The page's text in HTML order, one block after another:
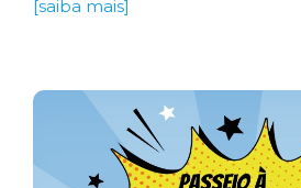
[saiba mais]